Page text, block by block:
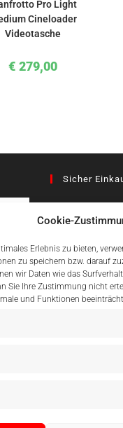
Cookie-
Erlebnis zu bieten,
zu speichern bzw. darauf
wir Daten wie das
Sie Ihre Zustimmung nicht
und Funktionen
Pro Light
Cineloader
Videotasche
€ 279,00
Sicher
Einfach